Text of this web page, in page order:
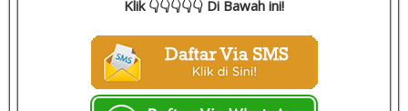
Klik 👇👇👇👇👇 Di Bawah ini!